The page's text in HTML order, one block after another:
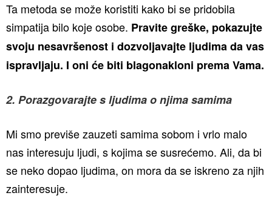
Ta metoda se može koristiti kako bi se pridobila
simpatija bilo koje osobe. Pravite greške, pokazujte
svoju nesavršenost i dozvoljavajte ljudima da vas
ispravljaju. I oni će biti blagonakloni prema Vama.
2. Porazgovarajte s ljudima o njima samima
Mi smo previše zauzeti samima sobom i vrlo malo
nas interesuju ljudi, s kojima se susrećemo. Ali, da bi
se neko dopao ljudima, on mora da se iskreno za njih
zainteresuje.